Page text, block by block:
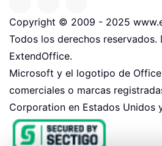
Copyright © 2009 - 2025
Todos los derechos reservados.
ExtendOffice.
Microsoft y el logotipo de
comerciales o marcas
Corporation en Estados Unidos